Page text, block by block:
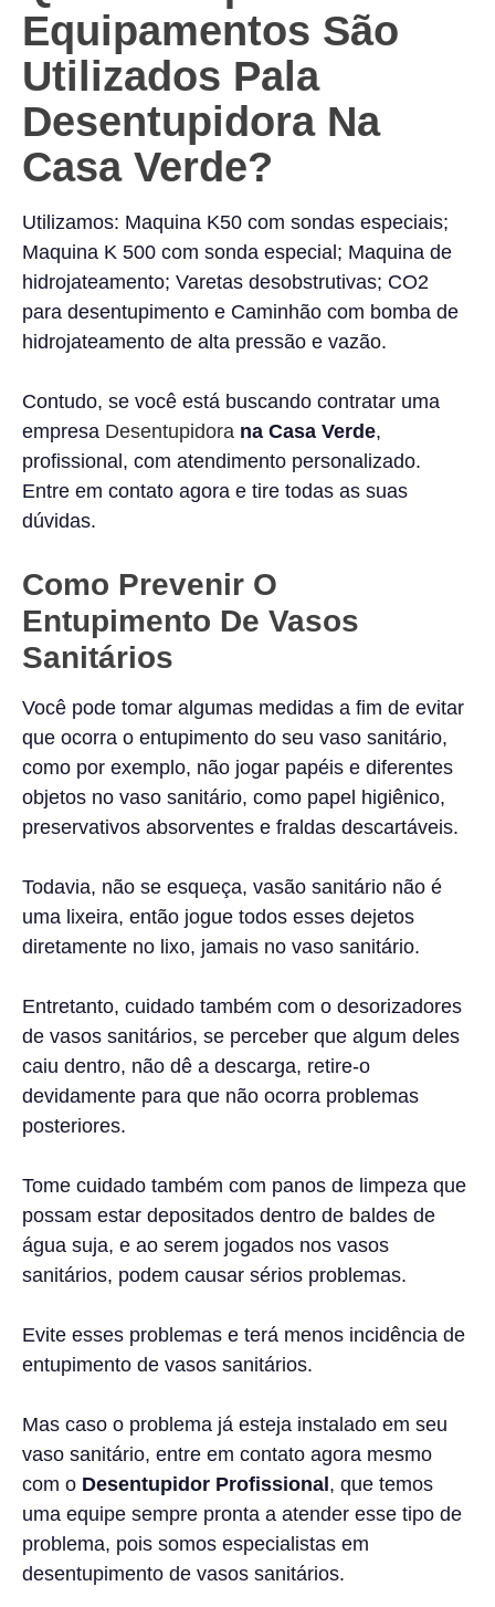
Equipamentos São
Utilizados Pala
Desentupidora Na
Casa Verde?
Utilizamos: Maquina K50 com sondas especiais;
Maquina K 500 com sonda especial; Maquina de
hidrojateamento; Varetas desobstrutivas; CO2
para desentupimento e Caminhão com bomba de
hidrojateamento de alta pressão e vazão.
Contudo, se você está buscando contratar uma
empresa Desentupidora na Casa Verde,
profissional, com atendimento personalizado.
Entre em contato agora e tire todas as suas
dúvidas.
Como Prevenir O
Entupimento De Vasos
Sanitários
Você pode tomar algumas medidas a fim de evitar
que ocorra o entupimento do seu vaso sanitário,
como por exemplo, não jogar papéis e diferentes
objetos no vaso sanitário, como papel higiênico,
preservativos absorventes e fraldas descartáveis.
Todavia, não se esqueça, vasão sanitário não é
uma lixeira, então jogue todos esses dejetos
diretamente no lixo, jamais no vaso sanitário.
Entretanto, cuidado também com o desorizadores
de vasos sanitários, se perceber que algum deles
caiu dentro, não dê a descarga, retire-o
devidamente para que não ocorra problemas
posteriores.
Tome cuidado também com panos de limpeza que
possam estar depositados dentro de baldes de
água suja, e ao serem jogados nos vasos
sanitários, podem causar sérios problemas.
Evite esses problemas e terá menos incidência de
entupimento de vasos sanitários.
Mas caso o problema já esteja instalado em seu
vaso sanitário, entre em contato agora mesmo
com o Desentupidor Profissional , que temos
uma equipe sempre pronta a atender esse tipo de
problema, pois somos especialistas em
desentupimento de vasos sanitários.